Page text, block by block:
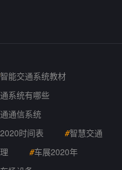
智能交通系统教材
系统有哪些
通信系统
时间表 #智慧交通
#车展2020年